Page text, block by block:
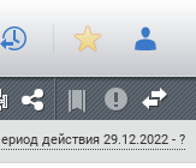
действия 29.12.2022 - ?